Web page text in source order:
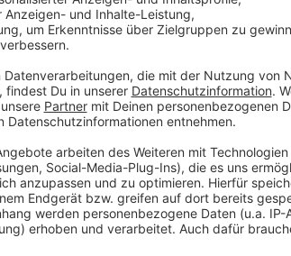
Mehl zum Bestäuben
Garnitur nach Wahl
Für die gefüllten Kartoffeln:
4 große mehligkochende Kartoffeln
2 Schalotten
Mehl
Öl zum Frittieren
2 Tomaten
1 Bund Schnittlauch
3 Scheiben Honigschinken